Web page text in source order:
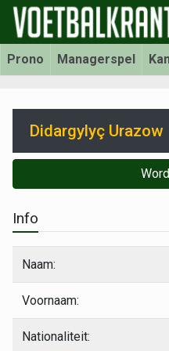
Prono Managerspel
Didargylyç Urazow
Info
Naam:
Voornaam:
Nationaliteit: